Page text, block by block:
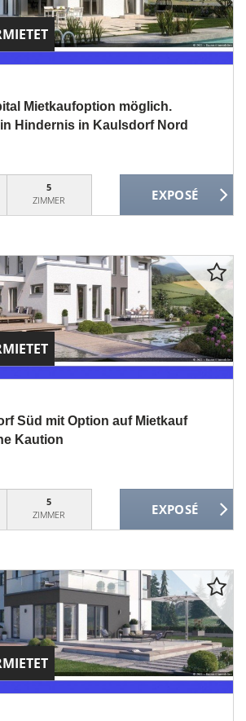
Mietkaufoption möglich.
Hindernis in Kaulsdorf Nord
5
ZIMMER
Süd mit Option auf Mietkauf
Kaution
5
ZIMMER